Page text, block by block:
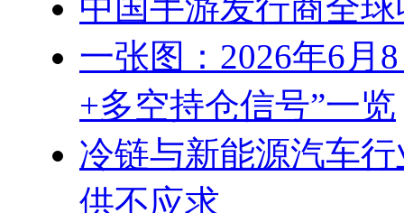
一张图：2026年6月
+多空持仓信号”一览
冷链与新能源汽车
供不应求